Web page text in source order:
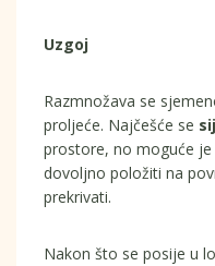
Uzgoj
Razmnožava se
proljeće. Najčešće se
prostore, no moguće
dovoljno položiti na
prekrivati.
Nakon što se posije u